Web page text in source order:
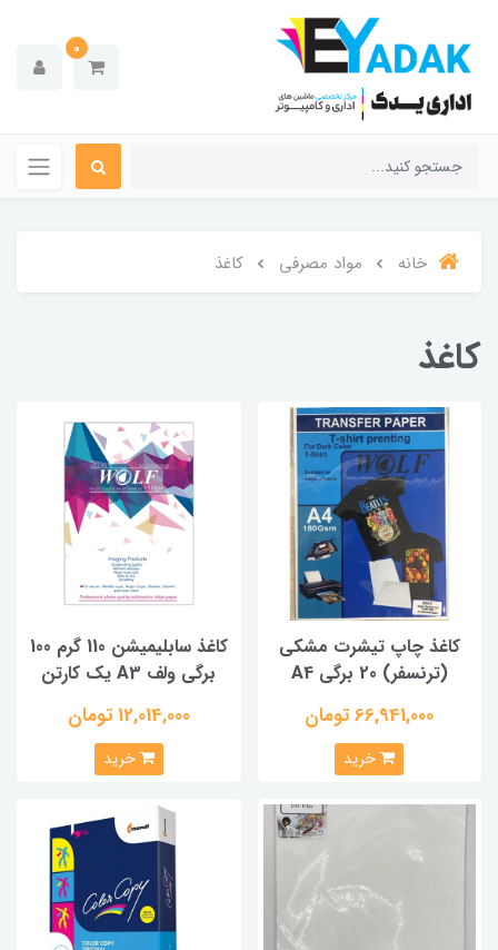
0
خانه مواد مصرفی کاغذ
کاغذ
کاغذ چاپ تیشرت مشکی
(ترنسفر) 20 برگی A4
66,941,000 تومان
خرید
کاغذ سابلیمیشن 110 گرم 100
برگی ولف A3 یک کارتن
12,014,000 تومان
خرید